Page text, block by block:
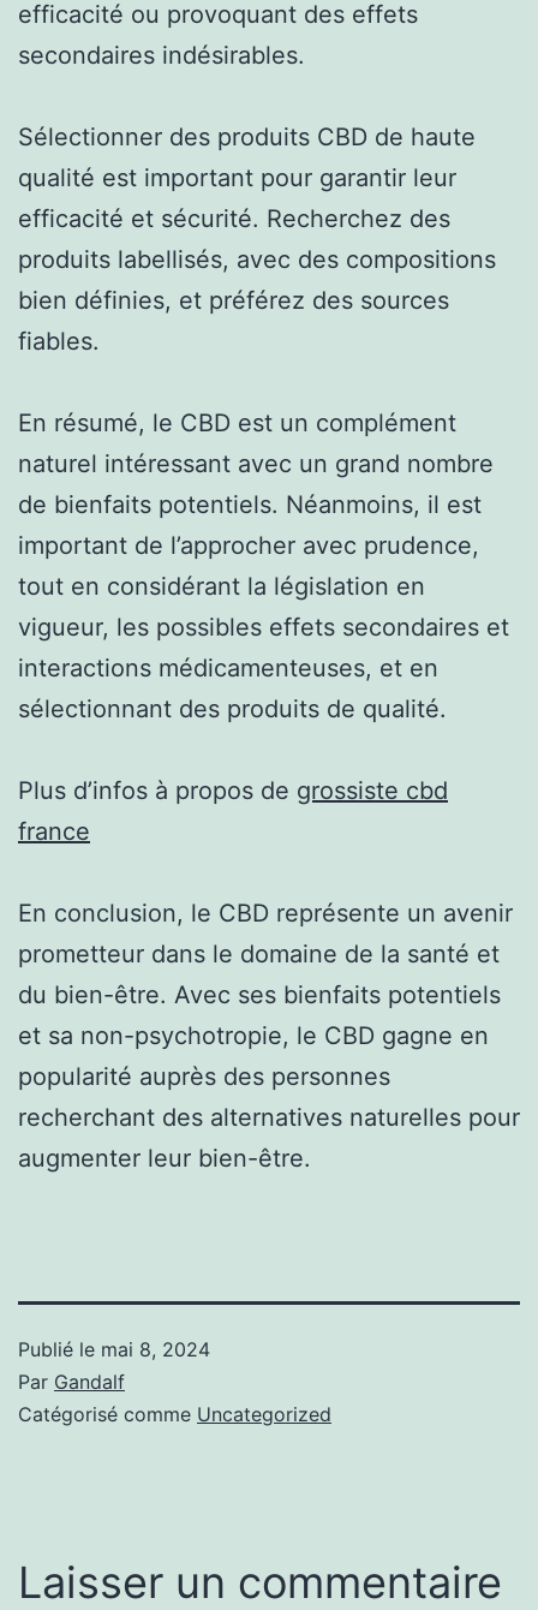
efficacité ou provoquant des effets
secondaires indésirables.
Sélectionner des produits CBD de haute
qualité est important pour garantir leur
efficacité et sécurité. Recherchez des
produits labellisés, avec des compositions
bien définies, et préférez des sources
fiables.
En résumé, le CBD est un complément
naturel intéressant avec un grand nombre
de bienfaits potentiels. Néanmoins, il est
important de l’approcher avec prudence,
tout en considérant la législation en
vigueur, les possibles effets secondaires et
interactions médicamenteuses, et en
sélectionnant des produits de qualité.
Plus d’infos à propos de grossiste cbd
france
En conclusion, le CBD représente un avenir
prometteur dans le domaine de la santé et
du bien-être. Avec ses bienfaits potentiels
et sa non-psychotropie, le CBD gagne en
popularité auprès des personnes
recherchant des alternatives naturelles pour
augmenter leur bien-être.
Publié le mai 8, 2024
Par Gandalf
Catégorisé comme Uncategorized
Laisser un commentaire